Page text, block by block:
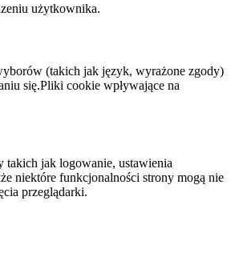
użytkownika.
(takich jak język, wyrażone zgody)
się.Pliki cookie wpływające na
takich jak logowanie, ustawienia
niektóre funkcjonalności strony mogą nie
przeglądarki.